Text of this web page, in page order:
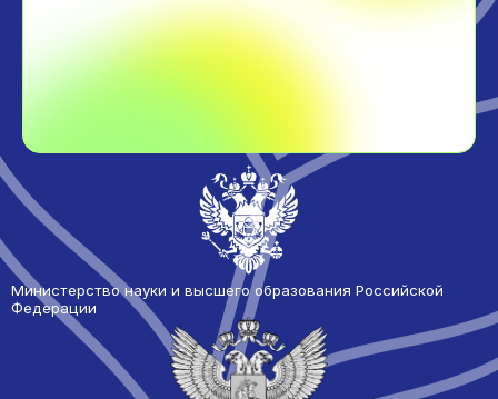
Министерство науки и высшего образования Российской
Федерации